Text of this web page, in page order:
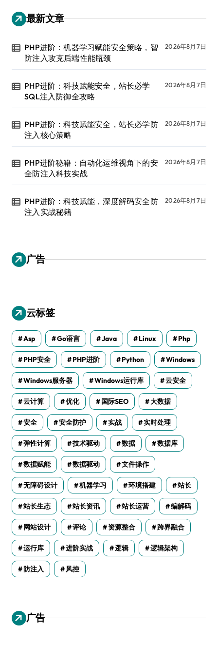
最新文章
PHP进阶：机器学习赋能安全策略，智
防注入攻克后端性能瓶颈
2026年8月7日
PHP进阶：科技赋能安全，站长必学
SQL注入防御全攻略
2026年8月7日
PHP进阶：科技赋能安全，站长必学防
注入核心策略
2026年8月7日
PHP进阶秘籍：自动化运维视角下的安
全防注入科技实战
2026年8月7日
PHP进阶：科技赋能，深度解码安全防
注入实战秘籍
2026年8月7日
广告
云标签
Asp Go语言 Java Linux Php
PHP安全 PHP进阶 Python Windows
Windows服务器 Windows运行库 云安全
云计算 优化 国际SEO 大数据
安全 安全防护 实战 实时处理
弹性计算 技术驱动 数据 数据库
数据赋能 数据驱动 文件操作
无障碍设计 机器学习 环境搭建 站长
站长生态 站长资讯 站长运营 编解码
网站设计 评论 资源整合 跨界融合
运行库 进阶实战 逻辑 逻辑架构
防注入 风控
广告